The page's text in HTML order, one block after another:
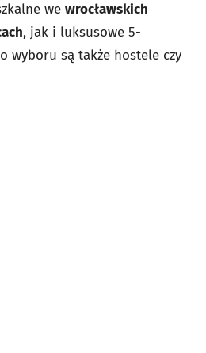
we wrocławskich
, jak i luksusowe 5-
wyboru są także hostele czy